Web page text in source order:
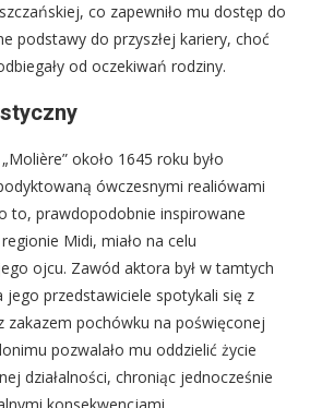
co zapewniło mu dostęp do
podstawy do przyszłej kariery, choć
od oczekiwań rodziny.
około 1645 roku było
ówczesnymi realiówami
to, prawdopodobnie inspirowane
Midi, miało na celu
ojcu. Zawód aktora był w tamtych
jego przedstawiciele spotykali się z
pochówku na poświęconej
pozwalało mu oddzielić życie
działalności, chroniąc jednocześnie